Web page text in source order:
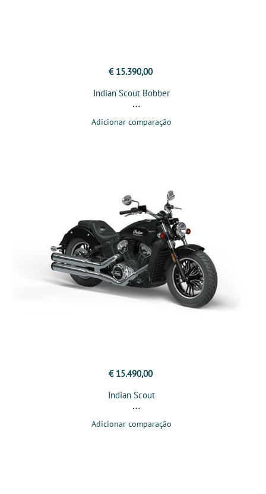
€ 15.390,00
Indian Scout Bobber
Adicionar comparação
€ 15.490,00
Indian Scout
Adicionar comparação